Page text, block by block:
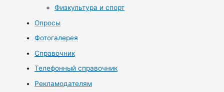
Физкультура и спорт
Опросы
Фотогалерея
Справочник
Телефонный справочник
Рекламодателям